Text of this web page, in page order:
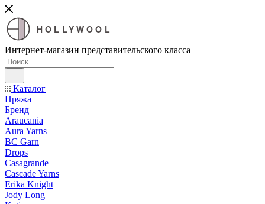
HOLLYWOOL
Интернет-магазин представительского класса
Каталог
Пряжа
Бренд
Araucania
Aura Yarns
BC Garn
Drops
Casagrande
Cascade Yarns
Erika Knight
Jody Long